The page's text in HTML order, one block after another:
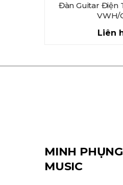
Đàn Guitar Điện
VWH/
Liên
MINH PHỤNG
MUSIC